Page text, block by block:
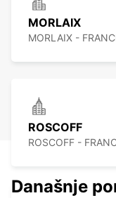
MORLAIX
MORLAIX -
ROSCOFF
ROSCOFF -
Današnje